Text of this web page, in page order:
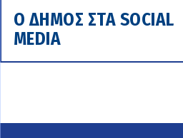
Ο ΔΗΜΟΣ ΣΤΑ SOCIAL
MEDIA